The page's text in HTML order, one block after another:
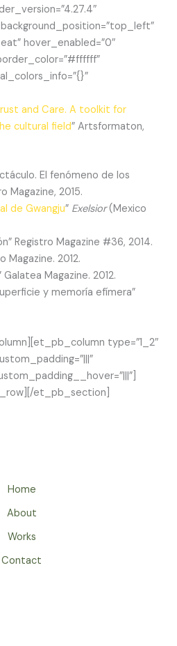
background_position=”top_left”
hover_enabled=”0″
and Care. A toolkit for
cultural field” Artsformaton,
El fenómeno de los
Magazine, 2015.
de Gwangju” Exelsior(Mexico
Registro Magazine #36, 2014.
Magazine. 2012.
Galatea Magazine. 2012.
y memoría efímera”
type=”1_2″
et_pb_section]
Home
About
Works
Contact